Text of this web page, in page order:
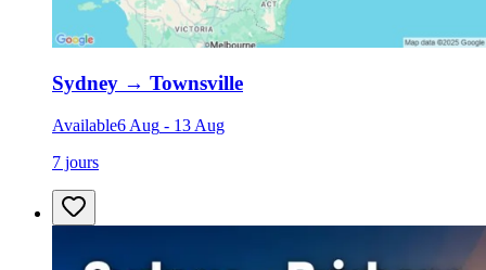
Sydney → Townsville
Available6 Aug - 13 Aug
7 jours